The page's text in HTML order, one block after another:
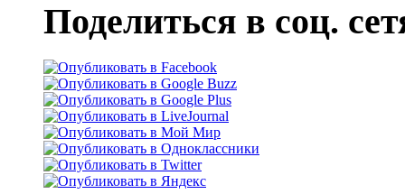
Поделиться в соц.